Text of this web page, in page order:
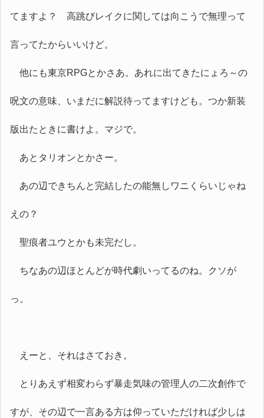
てますよ？ 高跳びレイクに関しては向こうで無理って
言ってたからいいけど。
他にも東京RPGとかさあ。あれに出てきたにょろ～の
呪文の意味、いまだに解説待ってますけども。つか新装
版出たときに書けよ。マジで。
あとタリオンとかさー。
あの辺できちんと完結したの能無しワニくらいじゃね
えの？
聖痕者ユウとかも未完だし。
ちなあの辺ほとんどが時代劇いってるのね。クソが
っ。
えーと、それはさておき。
とりあえず相変わらず暴走気味の管理人の二次創作で
すが、その辺で一言ある方は仰っていただければ少しは